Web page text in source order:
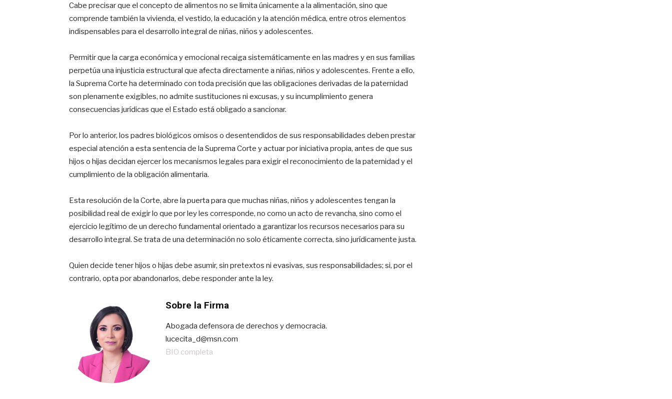
Cabe precisar que el concepto de alimentos no se limita únicamente a la alimentación, sino que
comprende también la vivienda, el vestido, la educación y la atención médica, entre otros elementos
indispensables para el desarrollo integral de niñas, niños y adolescentes.
Permitir que la carga económica y emocional recaiga sistemáticamente en las madres y en sus familias
perpetúa una injusticia estructural que afecta directamente a niñas, niños y adolescentes. Frente a ello,
la Suprema Corte ha determinado con toda precisión que las obligaciones derivadas de la paternidad
son plenamente exigibles, no admite sustituciones ni excusas, y su incumplimiento genera
consecuencias jurídicas que el Estado está obligado a sancionar.
Por lo anterior, los padres biológicos omisos o desentendidos de sus responsabilidades deben prestar
especial atención a esta sentencia de la Suprema Corte y actuar por iniciativa propia, antes de que sus
hijos o hijas decidan ejercer los mecanismos legales para exigir el reconocimiento de la paternidad y el
cumplimiento de la obligación alimentaria.
Esta resolución de la Corte, abre la puerta para que muchas niñas, niños y adolescentes tengan la
posibilidad real de exigir lo que por ley les corresponde, no como un acto de revancha, sino como el
ejercicio legítimo de un derecho fundamental orientado a garantizar los recursos necesarios para su
desarrollo integral. Se trata de una determinación no solo éticamente correcta, sino jurídicamente justa.
Quien decide tener hijos o hijas debe asumir, sin pretextos ni evasivas, sus responsabilidades; si, por el
contrario, opta por abandonarlos, debe responder ante la ley.
Sobre la Firma
Abogada defensora de derechos y democracia.
lucecita_d@msn.com
BIO completa